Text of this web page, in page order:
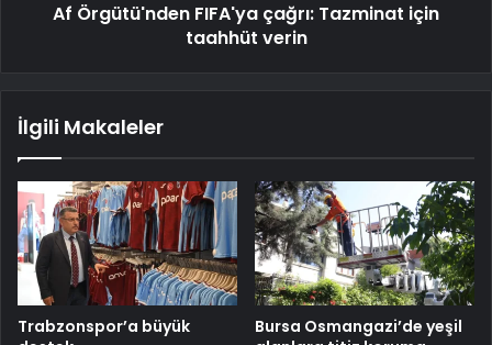
Af Örgütü'nden FIFA'ya çağrı: Tazminat için
taahhüt verin
İlgili Makaleler
Trabzonspor’a büyük
Bursa Osmangazi’de yeşil